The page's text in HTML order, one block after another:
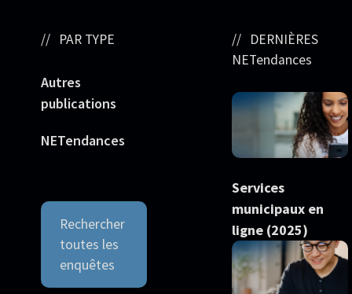
PAR TYPE
Autres
publications
NETendances
Rechercher
toutes les
enquêtes
DERNIÈRES
NETendances
Services
municipaux en
ligne (2025)